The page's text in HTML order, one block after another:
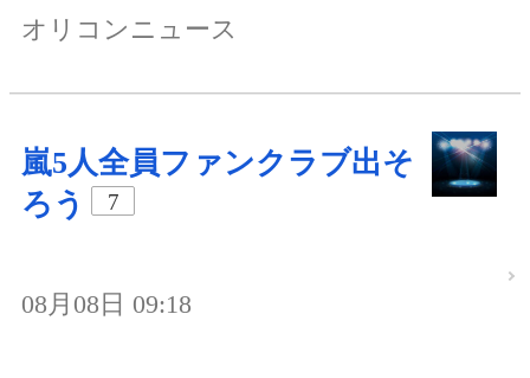
オリコンニュース
嵐5人全員ファンクラブ出そ
ろう
7
08月08日 09:18